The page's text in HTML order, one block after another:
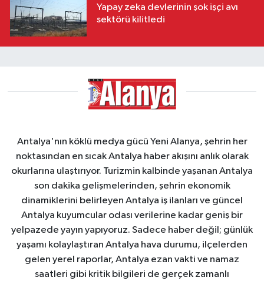
Yapay zeka devlerinin şok işçi avı
sektörü kilitledi
Antalya'nın köklü medya gücü Yeni Alanya, şehrin her
noktasından en sıcak Antalya haber akışını anlık olarak
okurlarına ulaştırıyor. Turizmin kalbinde yaşanan Antalya
son dakika gelişmelerinden, şehrin ekonomik
dinamiklerini belirleyen Antalya iş ilanları ve güncel
Antalya kuyumcular odası verilerine kadar geniş bir
yelpazede yayın yapıyoruz. Sadece haber değil; günlük
yaşamı kolaylaştıran Antalya hava durumu, ilçelerden
gelen yerel raporlar, Antalya ezan vakti ve namaz
saatleri gibi kritik bilgileri de gerçek zamanlı